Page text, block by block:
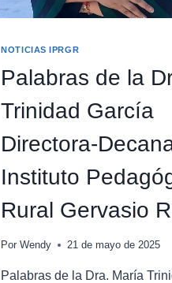
NOTICIAS IPRGR
Palabras de la
Trinidad García
Directora-
Instituto
Rural Gervasio
Por Wendy 21 de mayo de 2025
Palabras de la Dra. María